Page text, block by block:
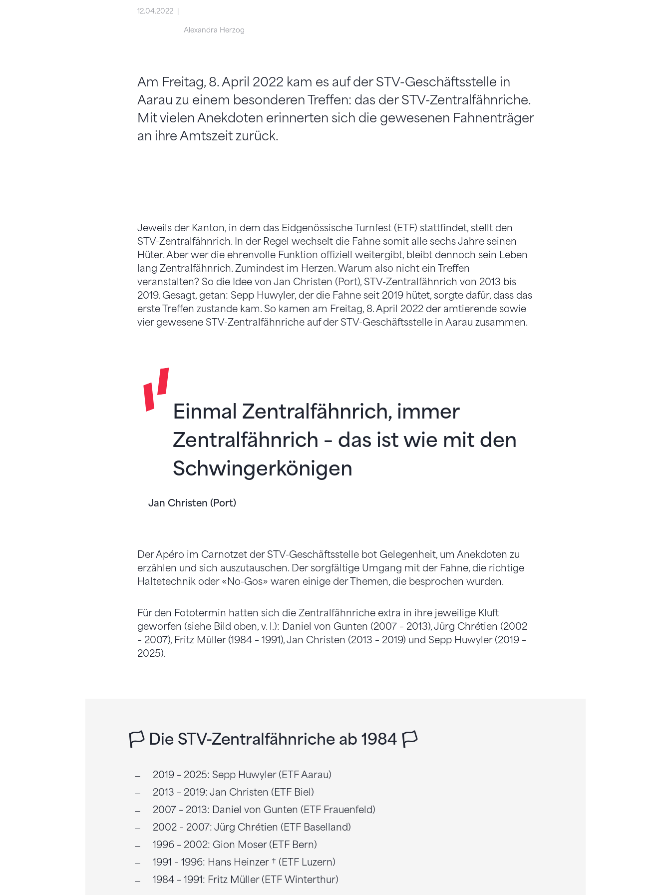
12.04.2022
Alexandra Herzog
Am Freitag, 8. April 2022 kam es auf der STV-Geschäftsstelle in
Aarau zu einem besonderen Treffen: das der STV-Zentralfähnriche.
Mit vielen Anekdoten erinnerten sich die gewesenen Fahnenträger
an ihre Amtszeit zurück.
Jeweils der Kanton, in dem das Eidgenössische Turnfest (ETF) stattfindet, stellt den
STV-Zentralfähnrich. In der Regel wechselt die Fahne somit alle sechs Jahre seinen
Hüter. Aber wer die ehrenvolle Funktion offiziell weitergibt, bleibt dennoch sein Leben
lang Zentralfähnrich. Zumindest im Herzen. Warum also nicht ein Treffen
veranstalten? So die Idee von Jan Christen (Port), STV-Zentralfähnrich von 2013 bis
2019. Gesagt, getan: Sepp Huwyler, der die Fahne seit 2019 hütet, sorgte dafür, dass das
erste Treffen zustande kam. So kamen am Freitag, 8. April 2022 der amtierende sowie
vier gewesene STV-Zentralfähnriche auf der STV-Geschäftsstelle in Aarau zusammen.
Jan Christen (Port)
Einmal Zentralfähnrich, immer
Zentralfähnrich – das ist wie mit den
Schwingerkönigen
Der Apéro im Carnotzet der STV-Geschäftsstelle bot Gelegenheit, um Anekdoten zu
erzählen und sich auszutauschen. Der sorgfältige Umgang mit der Fahne, die richtige
Haltetechnik oder «No-Gos» waren einige der Themen, die besprochen wurden.
Für den Fototermin hatten sich die Zentralfähnriche extra in ihre jeweilige Kluft
geworfen (siehe Bild oben, v. l.): Daniel von Gunten (2007 – 2013), Jürg Chrétien (2002
– 2007), Fritz Müller (1984 – 1991), Jan Christen (2013 – 2019) und Sepp Huwyler (2019 –
2025).
🏳️ Die STV-Zentralfähnriche ab 1984 🏳️
2019 – 2025: Sepp Huwyler (ETF Aarau)
2013 – 2019: Jan Christen (ETF Biel)
2007 – 2013: Daniel von Gunten (ETF Frauenfeld)
2002 – 2007: Jürg Chrétien (ETF Baselland)
1996 – 2002: Gion Moser (ETF Bern)
1991 – 1996: Hans Heinzer † (ETF Luzern)
1984 – 1991: Fritz Müller (ETF Winterthur)